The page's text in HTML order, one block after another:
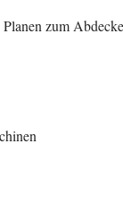
zum